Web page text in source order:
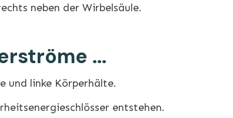
neben der Wirbelsäule.
...
und linke Körperhälte.
entstehen.